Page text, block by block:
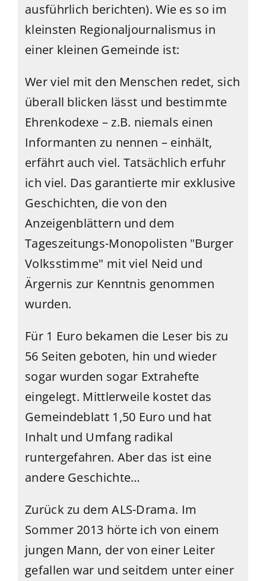
ausführlich berichten). Wie es so im
kleinsten Regionaljournalismus in
einer kleinen Gemeinde ist:
Wer viel mit den Menschen redet, sich
überall blicken lässt und bestimmte
Ehrenkodexe – z.B. niemals einen
Informanten zu nennen – einhält,
erfährt auch viel. Tatsächlich erfuhr
ich viel. Das garantierte mir exklusive
Geschichten, die von den
Anzeigenblättern und dem
Tageszeitungs-Monopolisten "Burger
Volksstimme" mit viel Neid und
Ärgernis zur Kenntnis genommen
wurden.
Für 1 Euro bekamen die Leser bis zu
56 Seiten geboten, hin und wieder
sogar wurden sogar Extrahefte
eingelegt. Mittlerweile kostet das
Gemeindeblatt 1,50 Euro und hat
Inhalt und Umfang radikal
runtergefahren. Aber das ist eine
andere Geschichte…
Zurück zu dem ALS-Drama. Im
Sommer 2013 hörte ich von einem
jungen Mann, der von einer Leiter
gefallen war und seitdem unter einer